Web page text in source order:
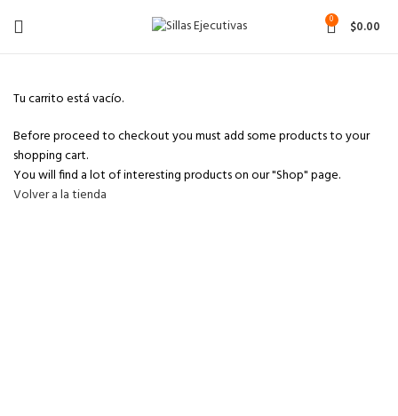
0 $0.00
Tu carrito está vacío.
Before proceed to checkout you must add some products to your
shopping cart.
You will find a lot of interesting products on our "Shop" page.
Volver a la tienda